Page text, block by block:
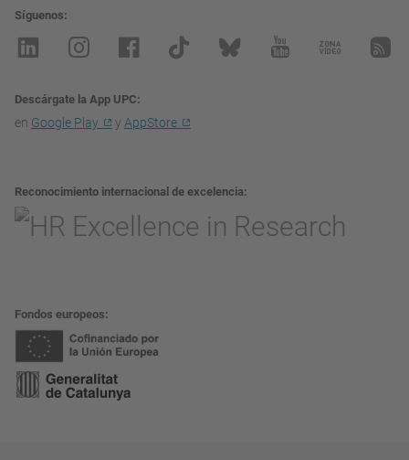
Síguenos
Descárgate la App UPC
en Google Play y AppStore
Reconocimiento internacional de excelencia
Fondos europeos